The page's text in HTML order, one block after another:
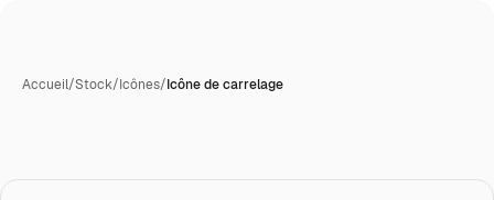
Accueil/Stock/Icônes/Icône de carrelage